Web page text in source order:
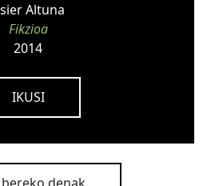
Altuna
Fikzioa
2014
IKUSI